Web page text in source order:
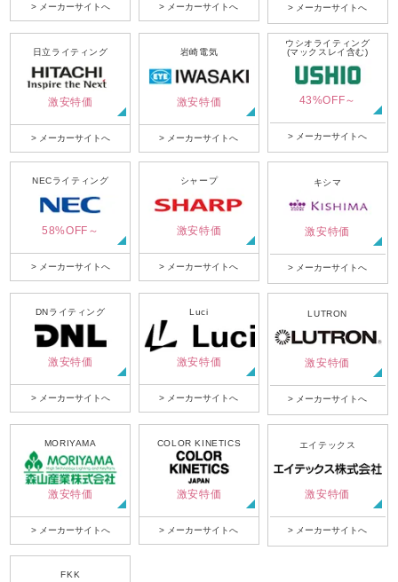
> メーカーサイトへ > メーカーサイトへ > メーカーサイトへ
日立ライティング
激安特価
> メーカーサイトへ
岩崎電気
激安特価
> メーカーサイトへ
ウシオライティング
(マックスレイ含む)
43%OFF～
> メーカーサイトへ
NECライティング
58%OFF～
> メーカーサイトへ
シャープ
激安特価
> メーカーサイトへ
キシマ
激安特価
> メーカーサイトへ
DNライティング
激安特価
> メーカーサイトへ
Luci
激安特価
> メーカーサイトへ
LUTRON
激安特価
> メーカーサイトへ
MORIYAMA
激安特価
> メーカーサイトへ
COLOR KINETICS
激安特価
> メーカーサイトへ
エイテックス
激安特価
> メーカーサイトへ
FKK